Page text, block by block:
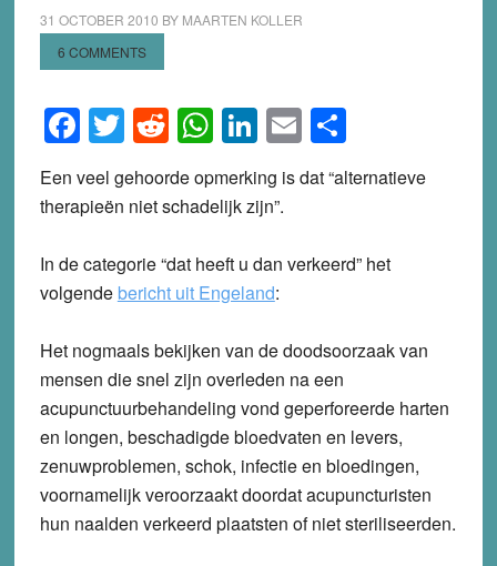
31 OCTOBER 2010 BY MAARTEN KOLLER
6 COMMENTS
Facebook
Twitter
Reddit
WhatsApp
LinkedIn
EmailShare
Een veel gehoorde opmerking is dat “alternatieve
therapieën niet schadelijk zijn”.
In de categorie “dat heeft u dan verkeerd” het
volgende bericht uit Engeland:
Het nogmaals bekijken van de doodsoorzaak van
mensen die snel zijn overleden na een
acupunctuurbehandeling vond geperforeerde harten
en longen, beschadigde bloedvaten en levers,
zenuwproblemen, schok, infectie en bloedingen,
voornamelijk veroorzaakt doordat acupuncturisten
hun naalden verkeerd plaatsten of niet steriliseerden.